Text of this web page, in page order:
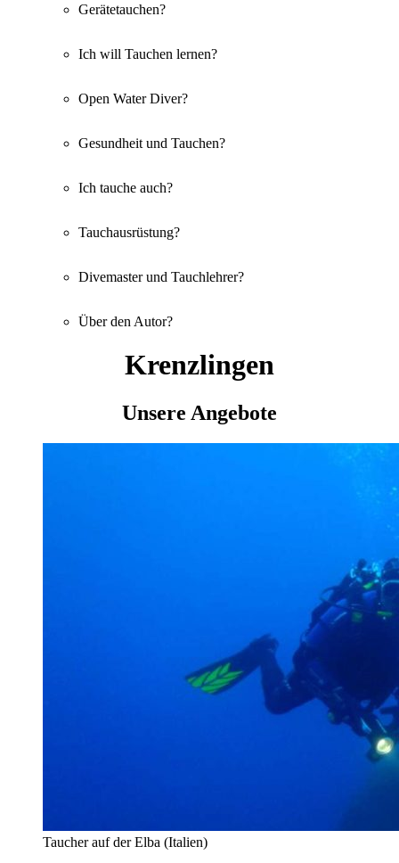
Gerätetauchen?
Ich will Tauchen lernen?
Open Water Diver?
Gesundheit und Tauchen?
Ich tauche auch?
Tauchausrüstung?
Divemaster und Tauchlehrer?
Über den Autor?
Krenzlingen
Unsere Angebote
Taucher auf der Elba (Italien)